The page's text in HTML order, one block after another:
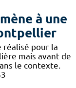
à une
réalisé pour la
mais avant de
le contexte.